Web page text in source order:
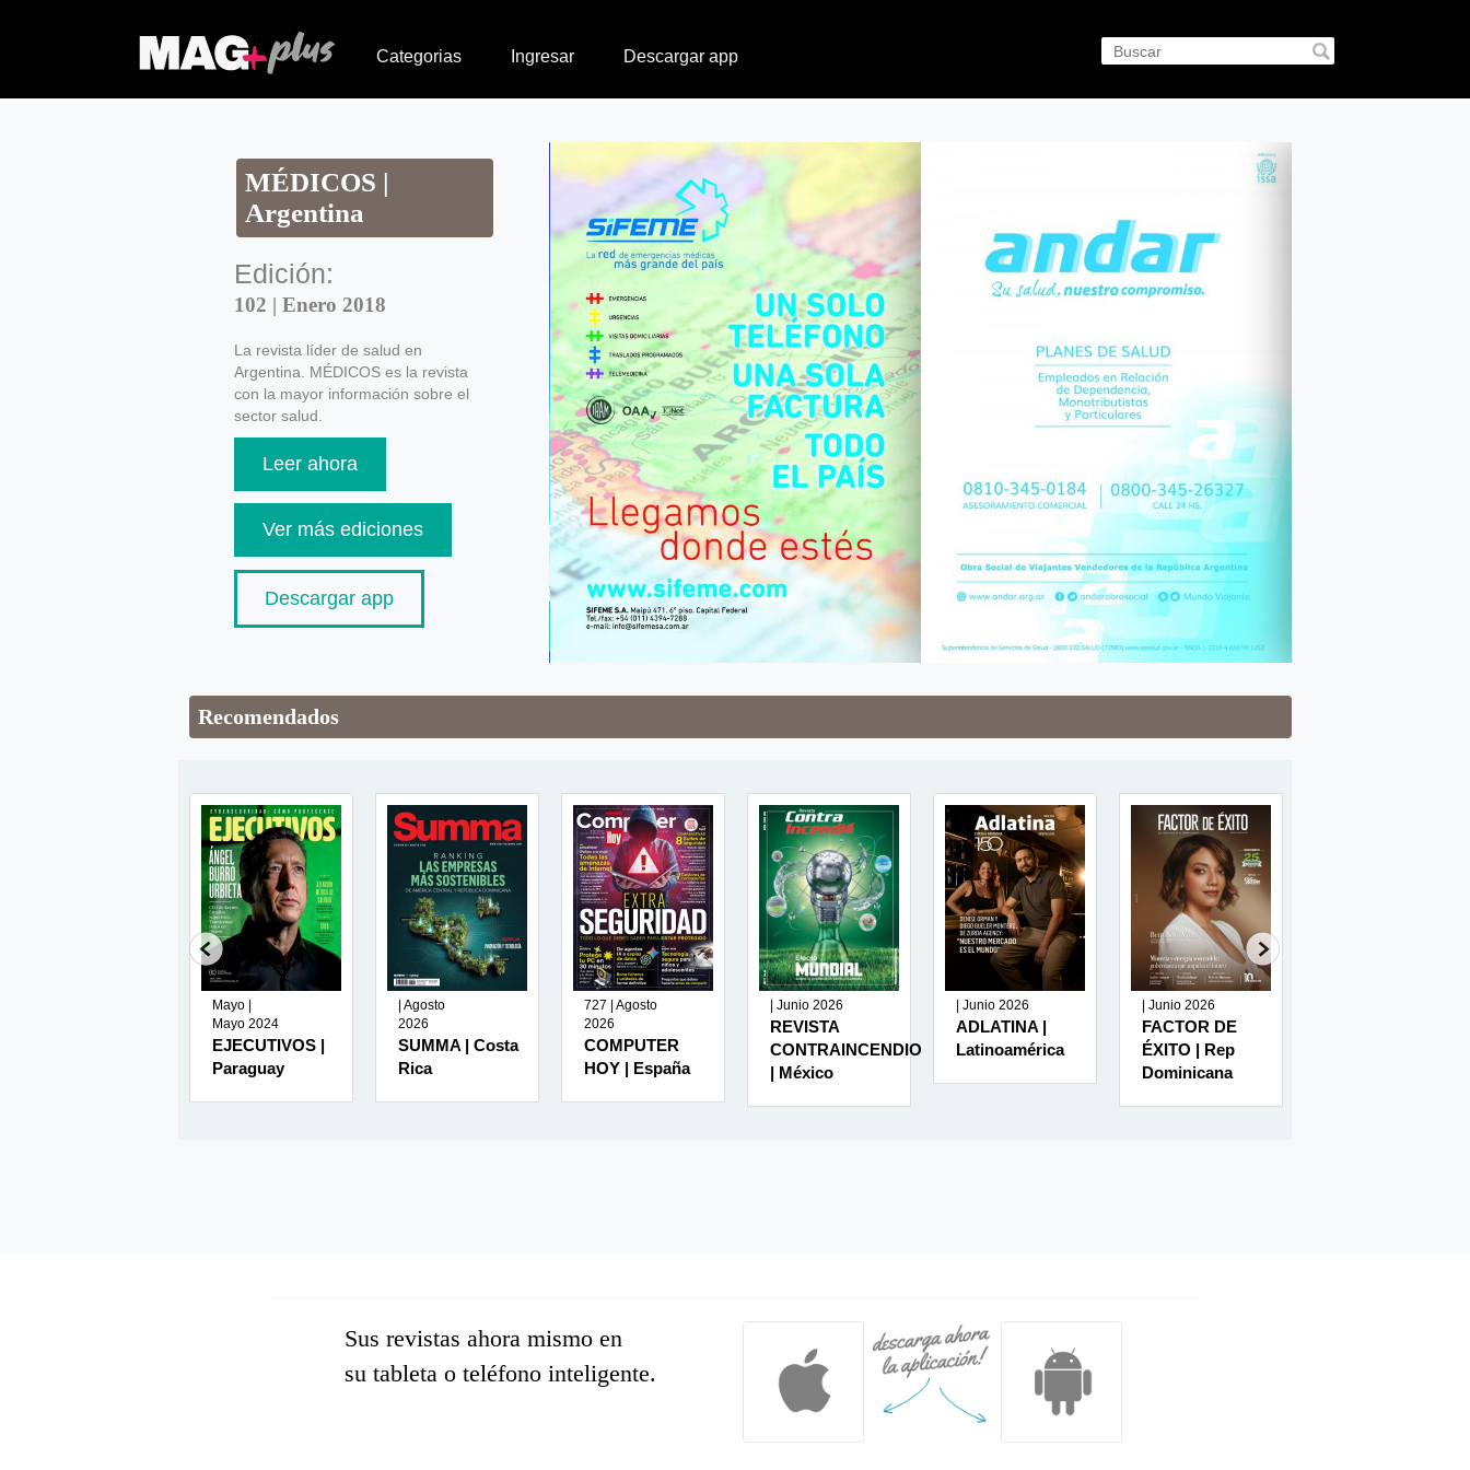
Categorias Ingresar Descargar app
MÉDICOS |
Argentina
Edición:
102 | Enero 2018
La revista líder de salud en
Argentina. MÉDICOS es la revista
con la mayor información sobre el
sector salud.
Leer ahora
Ver más ediciones
Descargar app
Recomendados
Mayo |
Mayo 2024
EJECUTIVOS |
Paraguay
| Agosto
2026
SUMMA | Costa
Rica
727 | Agosto
2026
COMPUTER
HOY | España
| Junio 2026
REVISTA
CONTRAINCENDIO
| México
| Junio 2026
ADLATINA |
Latinoamérica
| Junio 2026
FACTOR DE
ÉXITO | Rep
Dominicana
Sus revistas ahora mismo en
su tableta o teléfono inteligente.